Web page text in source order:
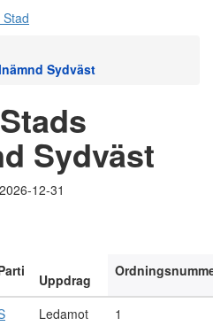
Sydväst
Sydväst
12-31
Uppdrag
Ledamot
1